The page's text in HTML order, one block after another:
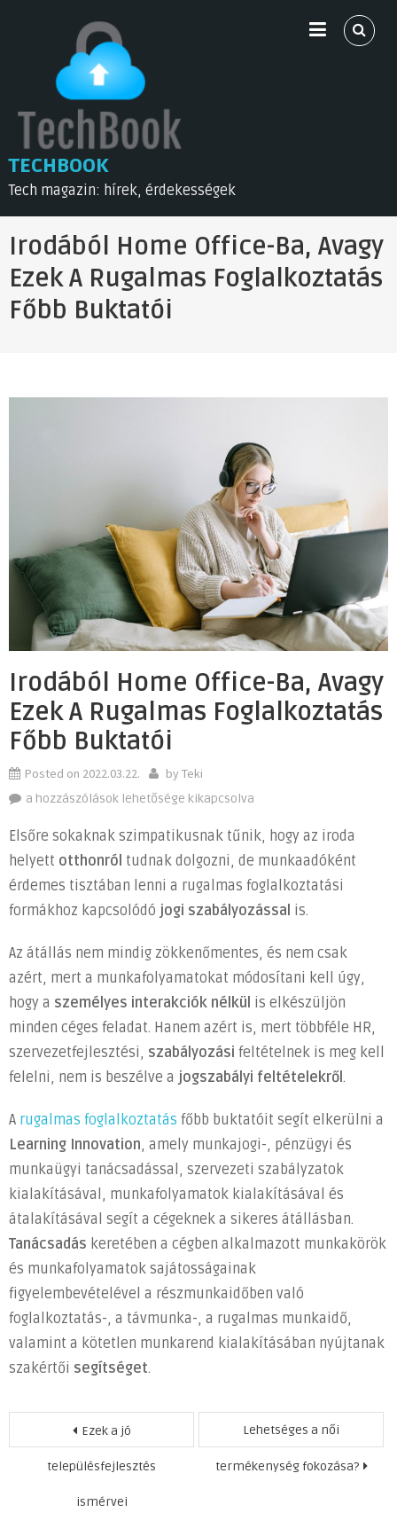
TECHBOOK
Tech magazin: hírek, érdekességek
Irodából Home Office-Ba, Avagy
Ezek A Rugalmas Foglalkoztatás
Főbb Buktatói
Irodából Home Office-Ba, Avagy
Ezek A Rugalmas Foglalkoztatás
Főbb Buktatói
Posted on 2022.03.22. by Teki
Irodából
office-
ba,
avagy
ezek
rugalmas
foglalkoztatás
főbb
buktatói
a hozzászólások lehetősége kikapcsolva
Elsőre sokaknak szimpatikusnak tűnik, hogy az iroda
helyett otthonról tudnak dolgozni, de munkaadóként
érdemes tisztában lenni a rugalmas foglalkoztatási
formákhoz kapcsolódó jogi szabályozással is.
Az átállás nem mindig zökkenőmentes, és nem csak
azért, mert a munkafolyamatokat módosítani kell úgy,
hogy a személyes interakciók nélkül is elkészüljön
minden céges feladat. Hanem azért is, mert többféle HR,
szervezetfejlesztési, szabályozási feltételnek is meg kell
felelni, nem is beszélve a jogszabályi feltételekről .
A rugalmas foglalkoztatás főbb buktatóit segít elkerülni a
Learning Innovation, amely munkajogi-, pénzügyi és
munkaügyi tanácsadással, szervezeti szabályzatok
kialakításával, munkafolyamatok kialakításával és
átalakításával segít a cégeknek a sikeres átállásban.
Tanácsadás keretében a cégben alkalmazott munkakörök
és munkafolyamatok sajátosságainak
figyelembevételével a részmunkaidőben való
foglalkoztatás-, a távmunka-, a rugalmas munkaidő,
valamint a kötetlen munkarend kialakításában nyújtanak
szakértői segítséget.
Bejegyzés
navigáció
Ezek a jó
településfejlesztés
ismérvei
Lehetséges a női
termékenység fokozása?